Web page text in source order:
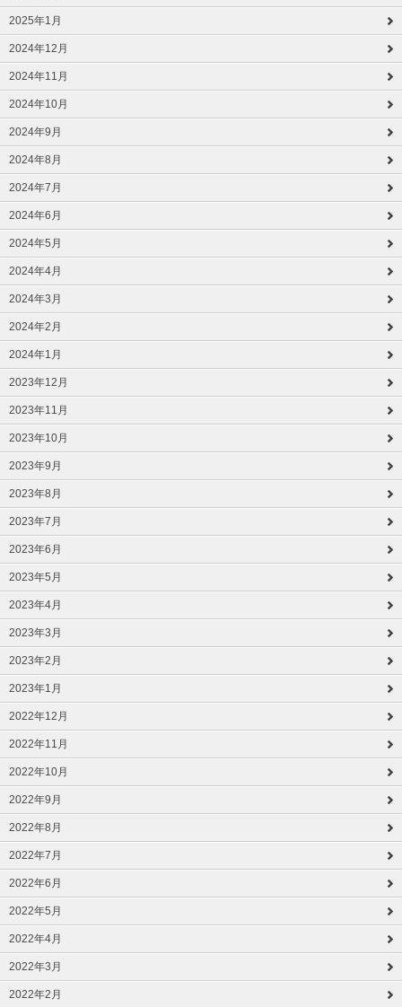
2025年1月
2024年12月
2024年11月
2024年10月
2024年9月
2024年8月
2024年7月
2024年6月
2024年5月
2024年4月
2024年3月
2024年2月
2024年1月
2023年12月
2023年11月
2023年10月
2023年9月
2023年8月
2023年7月
2023年6月
2023年5月
2023年4月
2023年3月
2023年2月
2023年1月
2022年12月
2022年11月
2022年10月
2022年9月
2022年8月
2022年7月
2022年6月
2022年5月
2022年4月
2022年3月
2022年2月